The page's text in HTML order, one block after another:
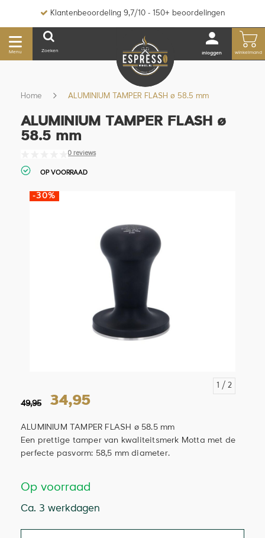
Klantenbeoordeling 9,7/10 - 150+ beoordelingen
Menu Zoeken inloggen winkelmand
Home ALUMINIUM TAMPER FLASH ø 58.5 mm
ALUMINIUM TAMPER FLASH ø
58.5 mm
0 reviews
OP VOORRAAD
-30%
1 / 2
49,95 34,95
ALUMINIUM TAMPER FLASH ø 58.5 mm
Een prettige tamper van kwaliteitsmerk Motta met de
perfecte pasvorm: 58,5 mm diameter.
Op voorraad
Ca. 3 werkdagen